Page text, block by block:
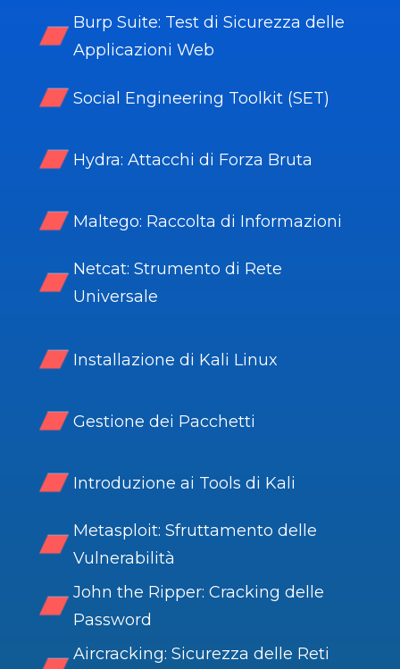
Burp Suite: Test di Sicurezza delle
Applicazioni Web
Social Engineering Toolkit (SET)
Hydra: Attacchi di Forza Bruta
Maltego: Raccolta di Informazioni
Netcat: Strumento di Rete
Universale
Installazione di Kali Linux
Gestione dei Pacchetti
Introduzione ai Tools di Kali
Metasploit: Sfruttamento delle
Vulnerabilità
John the Ripper: Cracking delle
Password
Aircracking: Sicurezza delle Reti